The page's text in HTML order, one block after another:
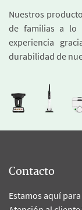
Nuestros
de familias a lo
experiencia
durabilidad de
Contacto
Estamos aquí